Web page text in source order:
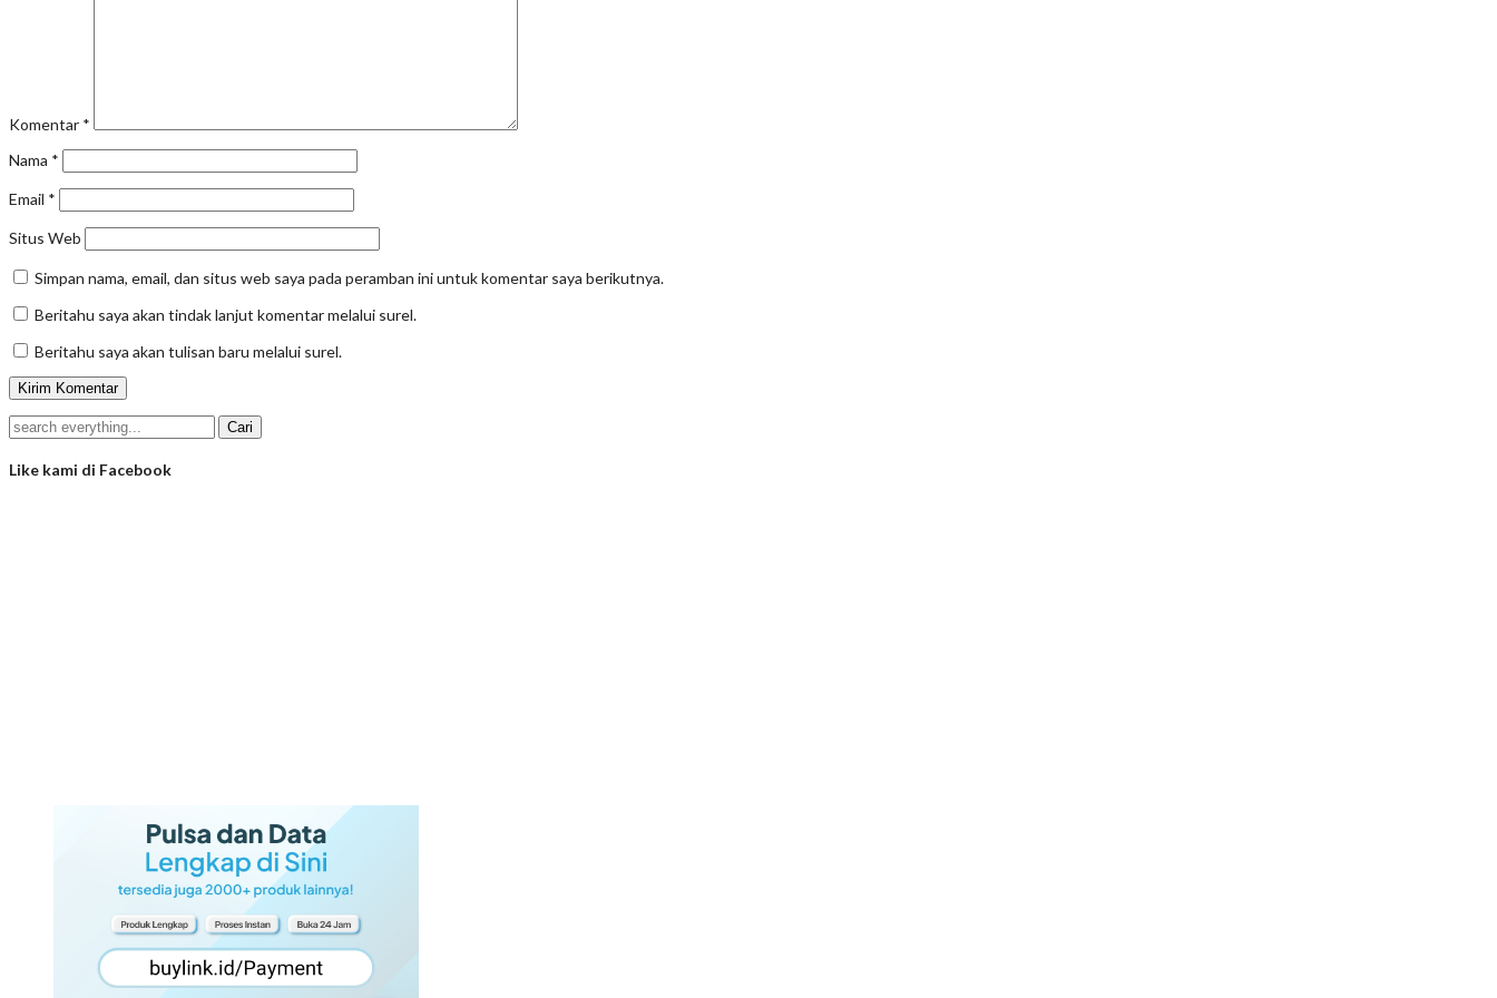
Komentar *
Nama *
Email *
Situs Web
Simpan nama, email, dan situs web saya pada peramban ini untuk komentar saya berikutnya.
Beritahu saya akan tindak lanjut komentar melalui surel.
Beritahu saya akan tulisan baru melalui surel.
Like kami di Facebook